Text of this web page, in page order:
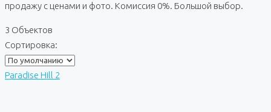
продажу с ценами и фото. Комиссия 0%. Большой выбор.
3 Объектов
Сортировка:
Paradise Hill 2